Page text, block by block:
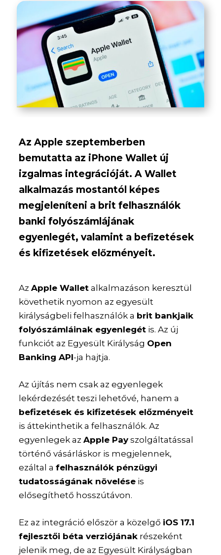
Az Apple szeptemberben
bemutatta az iPhone Wallet új
izgalmas integrációját. A Wallet
alkalmazás mostantól képes
megjeleníteni a brit felhasználók
banki folyószámlájának
egyenlegét, valamint a befizetések
és kifizetések előzményeit.
AzApple Wallet alkalmazáson keresztül
követhetik nyomon az egyesült
királyságbeli felhasználók a brit bankjaik
folyószámláinak egyenlegét is. Az új
funkciót az Egyesült Királyság Open
Banking API-ja hajtja.
Az újítás nem csak az egyenlegek
lekérdezését teszi lehetővé, hanem a
befizetések és kifizetések előzményeit
is áttekinthetik a felhasználók. Az
egyenlegek azApple Payszolgáltatással
történő vásárláskor is megjelennek,
ezáltal afelhasználók pénzügyi
tudatosságának növelése is
elősegíthető hosszútávon.
Ez az integráció először a közelgő iOS 17.1
fejlesztői béta verziójának részeként
jelenik meg, de az Egyesült Királyságban